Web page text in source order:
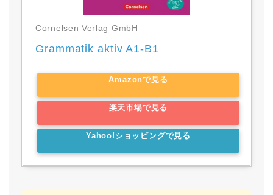
Cornelsen Verlag GmbH
Grammatik aktiv A1-B1
Amazonで見る
楽天市場で見る
Yahoo!ショッピングで見る